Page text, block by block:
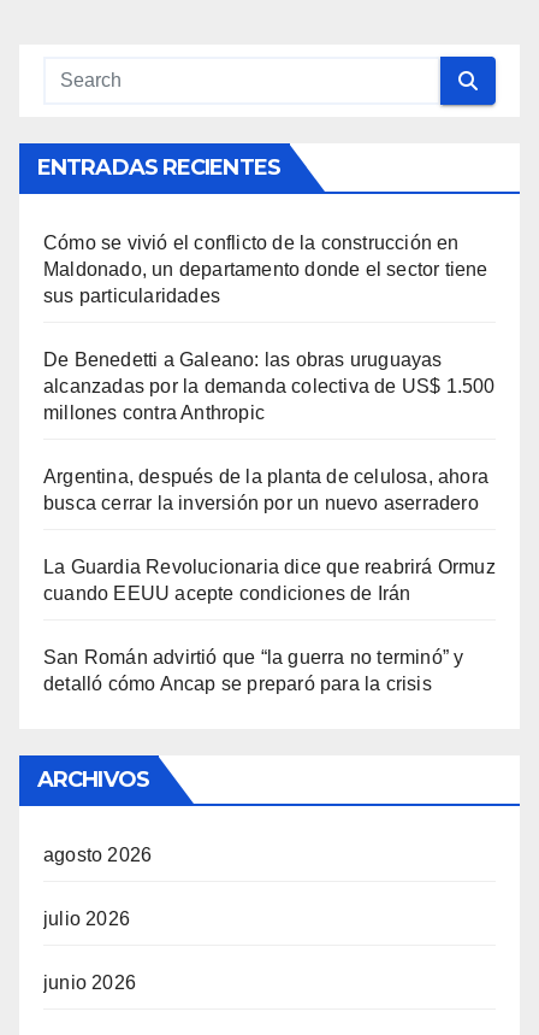
ENTRADAS RECIENTES
Cómo se vivió el conflicto de la construcción en
Maldonado, un departamento donde el sector tiene
sus particularidades
De Benedetti a Galeano: las obras uruguayas
alcanzadas por la demanda colectiva de US$ 1.500
millones contra Anthropic
Argentina, después de la planta de celulosa, ahora
busca cerrar la inversión por un nuevo aserradero
La Guardia Revolucionaria dice que reabrirá Ormuz
cuando EEUU acepte condiciones de Irán
San Román advirtió que “la guerra no terminó” y
detalló cómo Ancap se preparó para la crisis
ARCHIVOS
agosto 2026
julio 2026
junio 2026